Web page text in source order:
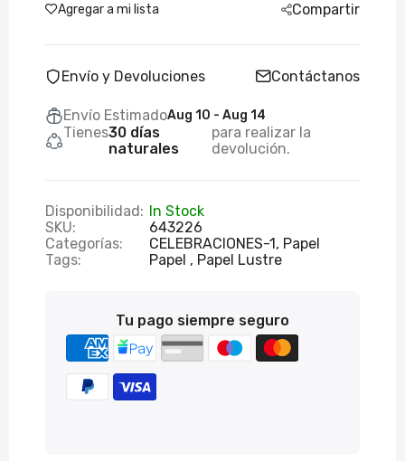
Agregar a mi lista Compartir
Envío y Devoluciones Contáctanos
Envío EstimadoAug 10 - Aug 14
Tienes30 días
naturales
para realizar la
devolución.
Disponibilidad: In Stock
SKU:
643226
Categorías:
CELEBRACIONES-1, Papel
Tags:
Papel Papel Lustre
Tu pago siempre seguro